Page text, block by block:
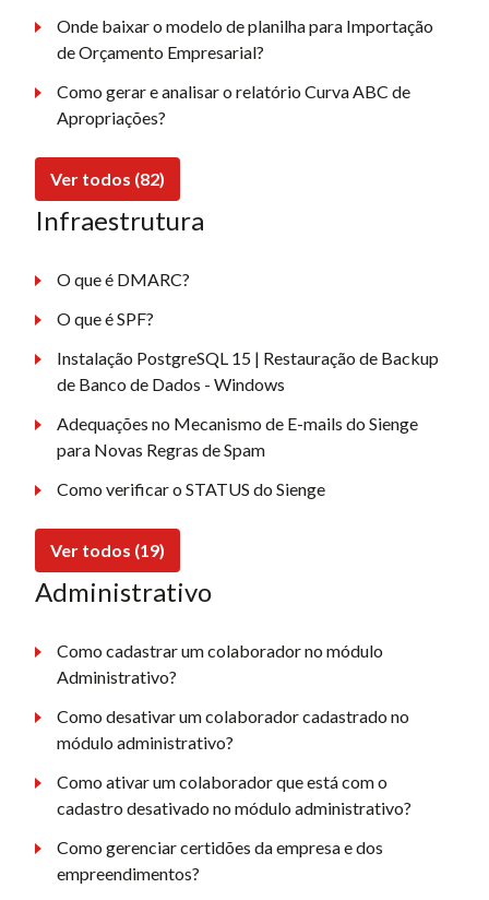
Onde baixar o modelo de planilha para Importação
de Orçamento Empresarial?
Como gerar e analisar o relatório Curva ABC de
Apropriações?
Ver todos (82)
Infraestrutura
O que é DMARC?
O que é SPF?
Instalação PostgreSQL 15 | Restauração de Backup
de Banco de Dados - Windows
Adequações no Mecanismo de E-mails do Sienge
para Novas Regras de Spam
Como verificar o STATUS do Sienge
Ver todos (19)
Administrativo
Como cadastrar um colaborador no módulo
Administrativo?
Como desativar um colaborador cadastrado no
módulo administrativo?
Como ativar um colaborador que está com o
cadastro desativado no módulo administrativo?
Como gerenciar certidões da empresa e dos
empreendimentos?